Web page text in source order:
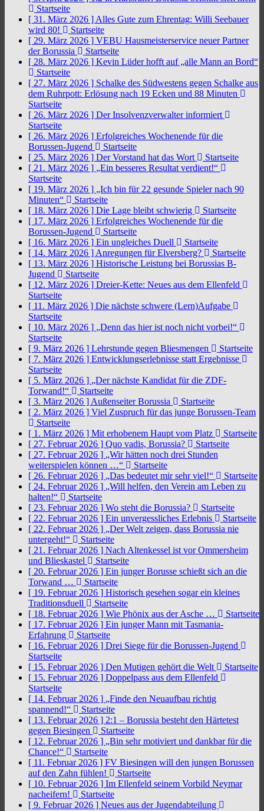
Startseite
[ 31. März 2026 ] Alles Gute zum Ehrentag: Willi Seebauer
wird 80!
Startseite
[ 29. März 2026 ] VEBU Hausmeisterservice neuer Partner
der Borussia
Startseite
[ 28. März 2026 ] Kevin Lüder hofft auf „alle Mann an Bord“
Startseite
[ 27. März 2026 ] Schalke des Südwestens gegen Schalke aus
dem Ruhrpott: Erlösung nach 19 Ecken und 88 Minuten
Startseite
[ 26. März 2026 ] Der Insolvenzverwalter informiert
Startseite
[ 26. März 2026 ] Erfolgreiches Wochenende für die
Borussen-Jugend
Startseite
[ 25. März 2026 ] Der Vorstand hat das Wort
Startseite
[ 21. März 2026 ] „Ein besseres Resultat verdient!“
Startseite
[ 19. März 2026 ] „Ich bin für 22 gesunde Spieler nach 90
Minuten“
Startseite
[ 18. März 2026 ] Die Lage bleibt schwierig
Startseite
[ 17. März 2026 ] Erfolgreiches Wochenende für die
Borussen-Jugend
Startseite
[ 16. März 2026 ] Ein ungleiches Duell
Startseite
[ 14. März 2026 ] Anregungen für Elversberg?
Startseite
[ 13. März 2026 ] Historische Leistung bei Borussias B-
Jugend
Startseite
[ 12. März 2026 ] Dreier-Kette: Neues aus dem Ellenfeld
Startseite
[ 11. März 2026 ] Die nächste schwere (Lern)Aufgabe
Startseite
[ 10. März 2026 ] „Denn das hier ist noch nicht vorbei!“
Startseite
[ 9. März 2026 ] Lehrstunde gegen Bliesmengen
Startseite
[ 7. März 2026 ] Entwicklungserlebnisse statt Ergebnisse
Startseite
[ 5. März 2026 ] „Der nächste Kandidat für die ZDF-
Torwand!“
Startseite
[ 3. März 2026 ] Außenseiter Borussia
Startseite
[ 2. März 2026 ] Viel Zuspruch für das junge Borussen-Team
Startseite
[ 1. März 2026 ] Mit erhobenem Haupt vom Platz
Startseite
[ 27. Februar 2026 ] Quo vadis, Borussia?
Startseite
[ 27. Februar 2026 ] „Wir hätten noch drei Stunden
weiterspielen können …“
Startseite
[ 26. Februar 2026 ] „Das bedeutet mir sehr viel!“
Startseite
[ 24. Februar 2026 ] „Will helfen, den Verein am Leben zu
halten!“
Startseite
[ 23. Februar 2026 ] Wo steht die Borussia?
Startseite
[ 22. Februar 2026 ] Ein unvergessliches Erlebnis
Startseite
[ 22. Februar 2026 ] „Der Welt zeigen, dass Borussia nie
untergeht!“
Startseite
[ 21. Februar 2026 ] Nach Altenkessel ist vor Ommersheim
und Blieskastel
Startseite
[ 20. Februar 2026 ] Ein junger Borusse schießt sich an die
Torwand …
Startseite
[ 19. Februar 2026 ] Historisch gesehen sogar ein kleines
Traditionsduell
Startseite
[ 18. Februar 2026 ] Wie Phönix aus der Asche …
Startseite
[ 17. Februar 2026 ] Ein junger Mann mit Tasmania-
Erfahrung
Startseite
[ 16. Februar 2026 ] Drei Siege für die Borussen-Jugend
Startseite
[ 15. Februar 2026 ] Den Mutigen gehört die Welt
Startseite
[ 15. Februar 2026 ] Doppelpass aus dem Ellenfeld
Startseite
[ 14. Februar 2026 ] „Finde den Neuaufbau richtig
spannend!“
Startseite
[ 13. Februar 2026 ] 2:1 – Borussia besteht den Härtetest
gegen Biesingen
Startseite
[ 12. Februar 2026 ] „Bin sehr motiviert und dankbar für die
Chance!“
Startseite
[ 11. Februar 2026 ] FV Biesingen will den jungen Borussen
auf den Zahn fühlen!
Startseite
[ 10. Februar 2026 ] Im Ellenfeld seinem Vorbild Neymar
nacheifern!
Startseite
[ 9. Februar 2026 ] Neues aus der Jugendabteilung